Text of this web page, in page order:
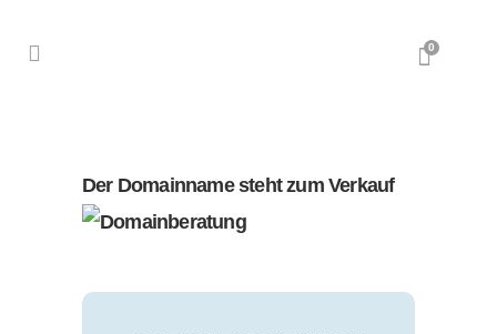
0
Der Domainname steht zum Verkauf